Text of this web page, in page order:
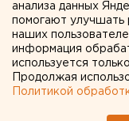
молчания
анализа данных
помогают улучшать
наших
информация
используется
Продолжая
Политикой